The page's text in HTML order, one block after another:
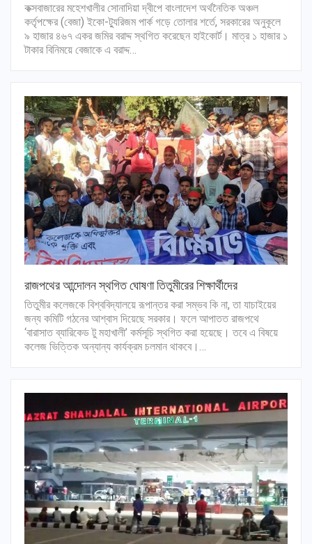
কক্সবাজারের মহেশখালীর সোনাদিয়া দ্বীপে বাংলাদেশ অর্থনৈতিক অঞ্চল
কর্তৃপক্ষের (বেজা) ইকো-ট্যুরিজম পার্ক গড়ে তোলার শর্তে, সরকারের অনুকূলে
৯ হাজার ৪৬৭ একর জমির বরাদ্দ স্থগিত করেছেন হাইকোর্ট। মাত্র ১ হাজার ১
টাকার বিনিময়ে বেজাকে এ বরাদ্দ…
রাজপথের আন্দোলন স্থগিত ঘোষণা তিতুমীরের শিক্ষার্থীদের
তিতুমীর কলেজকে বিশ্ববিদ্যালয়ে রূপান্তর করা সম্ভব কি না, তা যাচাইয়ের
জন্য কমিটি গঠনের আশ্বাস দিয়েছে সরকার। ফলে আপাতত রাজপথে
‘বারাসাত ব্যারিকেড টু মহাখালী’ কর্মসূচি স্থগিত করা হয়েছে। তবে এ বিষয়ে
কলেজ ভিত্তিক অন্যান্য কার্যক্রম চলমান থাকবে।…